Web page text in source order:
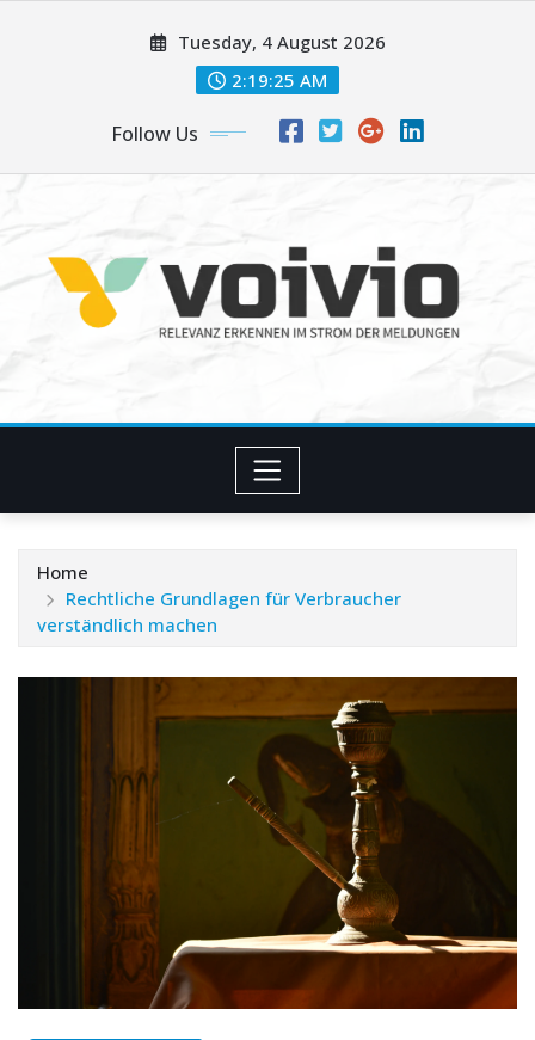
Tuesday, 4 August 2026
2:19:26 AM
Follow Us
Home
Rechtliche Grundlagen für Verbraucher
verständlich machen